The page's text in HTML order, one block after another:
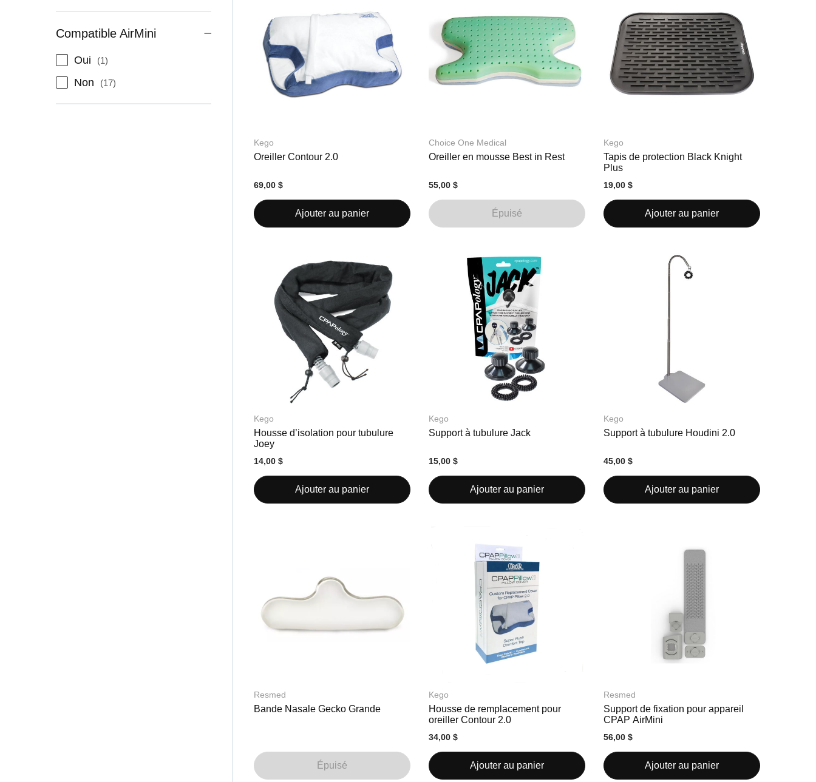
Ajouter au panier
Kego
Oreiller Contour 2.0
69,00 $
Épuisé
Choice One Medical
Oreiller en mousse Best in Rest
55,00 $
Ajouter au panier
Kego
Tapis de protection Black Knight
Plus
19,00 $
Ajouter au panier
Kego
Housse d’isolation pour tubulure
Joey
14,00 $
Ajouter au panier
Kego
Support à tubulure Jack
15,00 $
Ajouter au panier
Kego
Support à tubulure Houdini 2.0
45,00 $
Épuisé
Resmed
Bande Nasale Gecko Grande
Ajouter au panier
Kego
Housse de remplacement pour
oreiller Contour 2.0
34,00 $
Ajouter au panier
Resmed
Support de fixation pour appareil
CPAP AirMini
56,00 $
Compatible AirMini
Oui 1article
Non 17articles